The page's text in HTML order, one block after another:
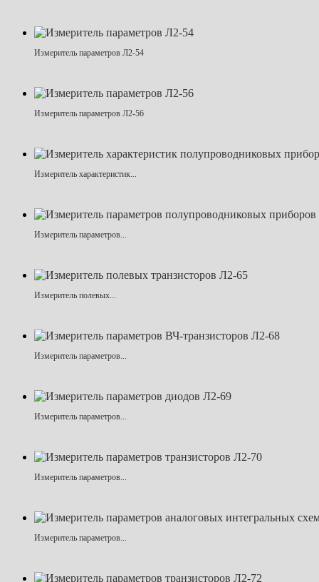
Измеритель параметров Л2-54
Измеритель параметров Л2-56
Измеритель характеристик...
Измеритель параметров...
Измеритель полевых...
Измеритель параметров...
Измеритель параметров...
Измеритель параметров...
Измеритель параметров...